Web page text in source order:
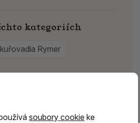
kategoriích
Rymer
soubory cookie ke